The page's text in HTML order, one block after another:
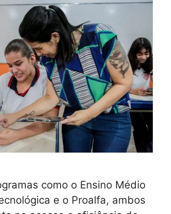
como o Ensino Médio
e o Proalfa, ambos